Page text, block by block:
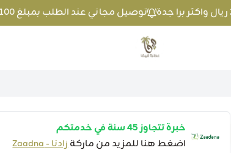
توصيل مجاني عند الطلب بمبلغ 100 ريال واكثر داخل جدة و 200 ريال واكثر برا جدة
متجر عطارة فيفا
خبرة تتجاوز 45 سنة في خدمتكم
اضغط هنا للمزيد من ماركةزادنا - Zaadna